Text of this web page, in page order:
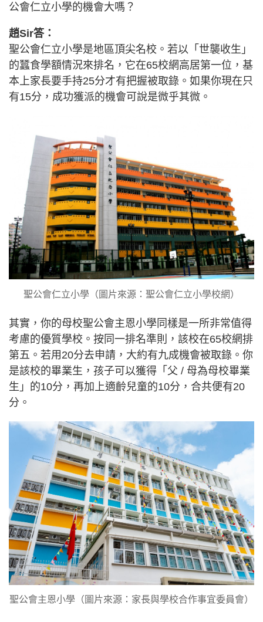
公會仁立小學的機會大嗎？
趙Sir答：
聖公會仁立小學是地區頂尖名校。若以「世襲收生」
的蠶食學額情況來排名，它在65校網高居第一位，基
本上家長要手持25分才有把握被取錄。如果你現在只
有15分，成功獲派的機會可說是微乎其微。
聖公會仁立小學（圖片來源：聖公會仁立小學校網）
其實，你的母校聖公會主恩小學同樣是一所非常值得
考慮的優質學校。按同一排名準則，該校在65校網排
第五。若用20分去申請，大約有九成機會被取錄。你
是該校的畢業生，孩子可以獲得「父 / 母為母校畢業
生」的10分，再加上適齡兒童的10分，合共便有20
分。
聖公會主恩小學（圖片來源：家長與學校合作事宜委員會）